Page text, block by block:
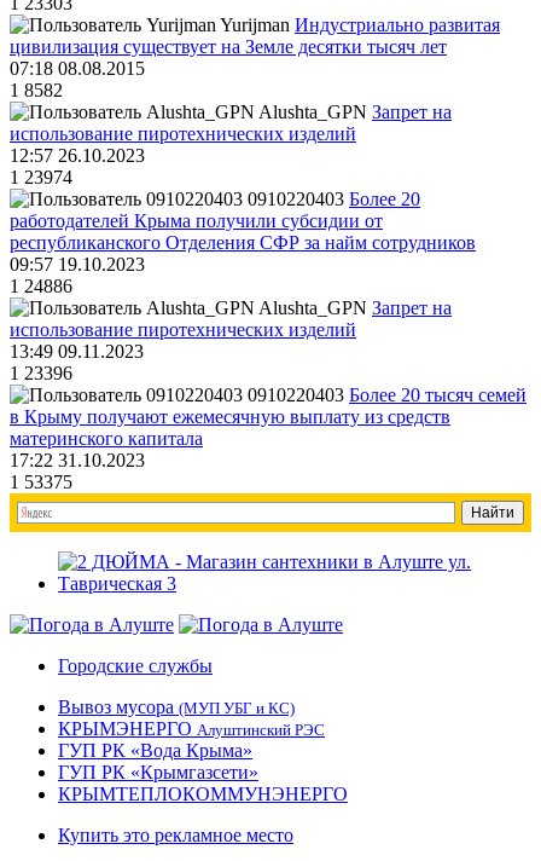
Yurijman Индустриально развитая
цивилизация существует на Земле десятки тысяч лет
07:18 08.08.2015
1 8582
Alushta_GPN Запрет на
использование пиротехнических изделий
12:57 26.10.2023
1 23974
0910220403 Более 20
работодателей Крыма получили субсидии от
республиканского Отделения СФР за найм сотрудников
09:57 19.10.2023
1 24886
Alushta_GPN Запрет на
использование пиротехнических изделий
13:49 09.11.2023
1 23396
0910220403 Более 20 тысяч семей
в Крыму получают ежемесячную выплату из средств
материнского капитала
17:22 31.10.2023
1 53375
Городские службы
Вывоз мусора (МУП УБГ и КС)
КРЫМЭНЕРГО Алуштинский РЭС
ГУП РК «Вода Крыма»
ГУП РК «Крымгазсети»
КРЫМТЕПЛОКОММУНЭНЕРГО
Купить это рекламное место